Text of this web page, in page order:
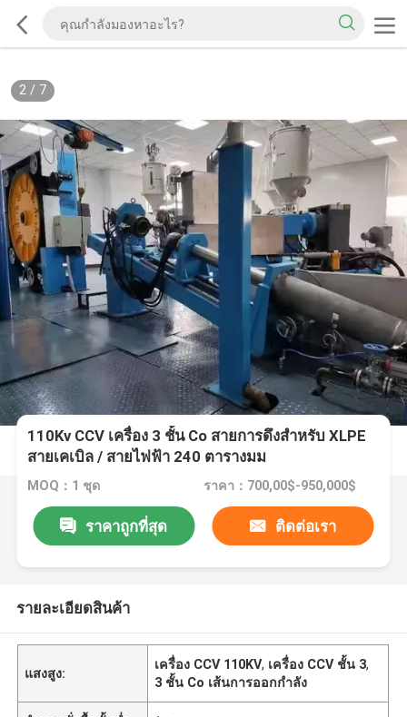
2/ 7
110Kv CCV เครื่อง 3 ชั้น Co สายการดึงสําหรับ XLPE
สายเคเบิล / สายไฟฟ้า 240 ตารางมม
MOQ：1 ชุด ราคา：700,00$-950,000$
ราคาถูกที่สุด ติดต่อเรา
รายละเอียดสินค้า
แสงสูง:
เครื่อง CCV 110KV, เครื่อง CCV ชั้น 3,
3 ชั้น Co เส้นการออกกําลัง